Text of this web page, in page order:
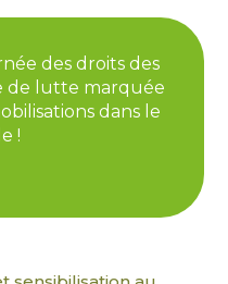
des droits des
de lutte marquée
dans le
!